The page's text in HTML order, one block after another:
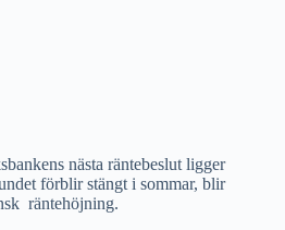
nästa räntebeslut ligger
förblir stängt i sommar, blir
räntehöjning.